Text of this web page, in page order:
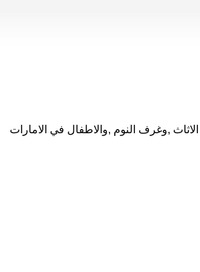
,وغرف النوم ,والاطفال في الامارات